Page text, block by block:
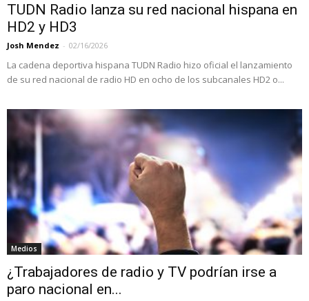
TUDN Radio lanza su red nacional hispana en
HD2 y HD3
Josh Mendez - 02/16/2026
La cadena deportiva hispana TUDN Radio hizo oficial el lanzamiento
de su red nacional de radio HD en ocho de los subcanales HD2 o...
Medios
¿Trabajadores de radio y TV podrían irse a
paro nacional en...